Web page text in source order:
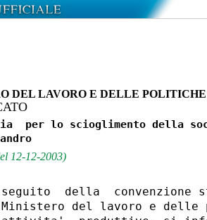
DEL LAVORO E DELLE
per lo scioglimento della
in Sannicandro
12-12-2003)
della  convenzione
del lavoro e